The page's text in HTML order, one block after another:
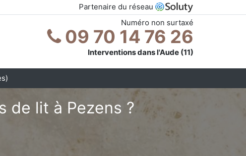
Partenaire du réseau
Numéro non surtaxé
09 70 14 76 26
Interventions dans l'Aude (11)
de lit à Pezens ?